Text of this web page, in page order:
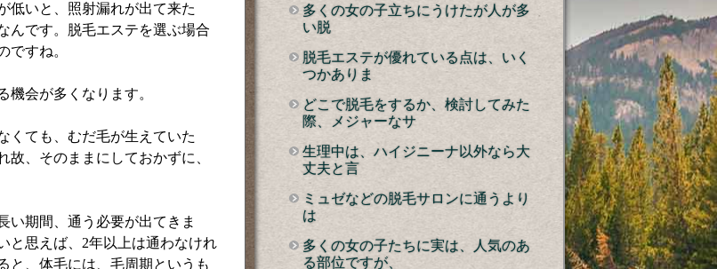
低いと、照射漏れが出て来た
んです。脱毛エステを選ぶ場合
ですね。
機会が多くなります。
くても、むだ毛が生えていた
、そのままにしておかずに、
い期間、通う必要が出てきま
と思えば、2年以上は通わなけれ
と、体毛には、毛周期というも
多くの女の子立ちにうけたが人が多
い脱
脱毛エステが優れている点は、いく
つかありま
どこで脱毛をするか、検討してみた
際、メジャーなサ
生理中は、ハイジニーナ以外なら大
丈夫と言
ミュゼなどの脱毛サロンに通うより
は
多くの女の子たちに実は、人気のあ
る部位ですが、